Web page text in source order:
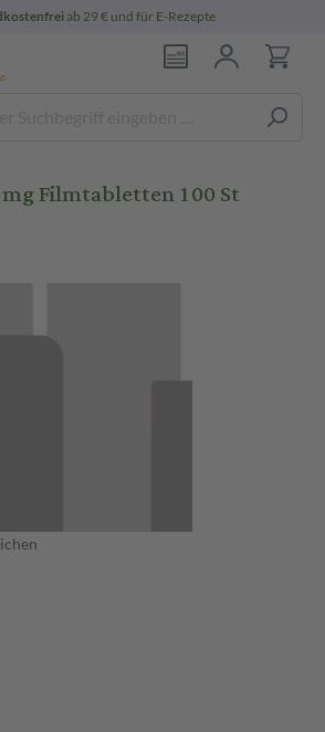
ab 29 € und für E-Rezepte
mg Filmtabletten 100 St